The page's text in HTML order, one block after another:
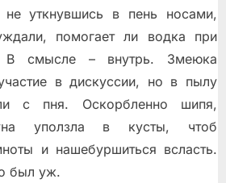
не уткнувшись в пень носами,
помогает ли водка при
В смысле – внутрь. Змеюка
в дискуссии, но в пылу
с пня. Оскорбленно шипя,
уползла в кусты, чтоб
и нашебуршиться всласть.
был уж.